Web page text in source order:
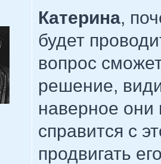
Катерина,
будет
вопрос
решение,
наверное они
справится с
продвигать